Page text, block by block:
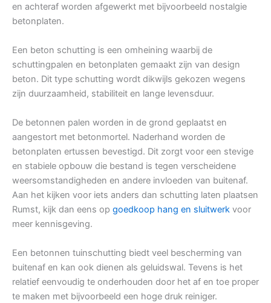
en achteraf worden afgewerkt met bijvoorbeeld nostalgie
betonplaten.
Een beton schutting is een omheining waarbij de
schuttingpalen en betonplaten gemaakt zijn van design
beton. Dit type schutting wordt dikwijls gekozen wegens
zijn duurzaamheid, stabiliteit en lange levensduur.
De betonnen palen worden in de grond geplaatst en
aangestort met betonmortel. Naderhand worden de
betonplaten ertussen bevestigd. Dit zorgt voor een stevige
en stabiele opbouw die bestand is tegen verscheidene
weersomstandigheden en andere invloeden van buitenaf.
Aan het kijken voor iets anders dan schutting laten plaatsen
Rumst, kijk dan eens op goedkoop hang en sluitwerk voor
meer kennisgeving.
Een betonnen tuinschutting biedt veel bescherming van
buitenaf en kan ook dienen als geluidswal. Tevens is het
relatief eenvoudig te onderhouden door het af en toe proper
te maken met bijvoorbeeld een hoge druk reiniger.